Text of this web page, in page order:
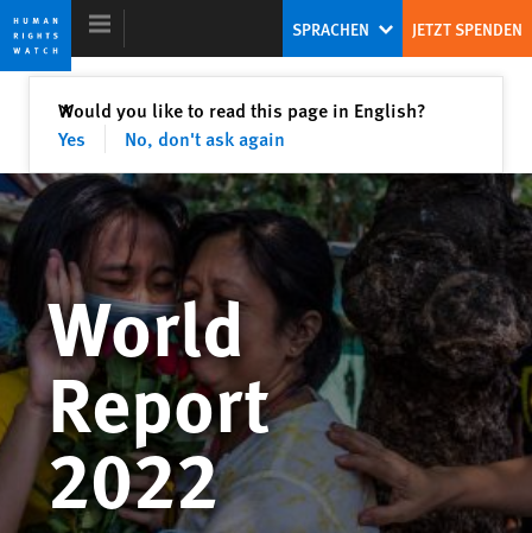
Skip
to
cookie
privacy
Skip
to
main
content
World Report 2022
Autokraten in der Defensive – Chance
für Demokraten?
Kenneth Roth
Ehemaliger Executive Director
SPRACHEN JETZT SPENDEN
Would you like to read this page in English?
Yes
No, don't ask again
✕Schließen
World
Report
2022